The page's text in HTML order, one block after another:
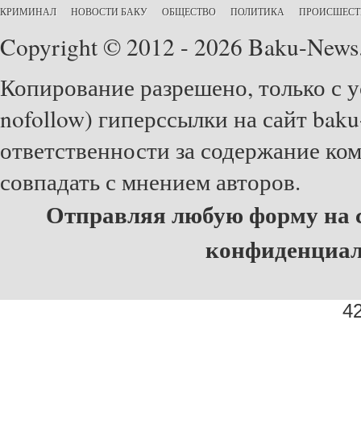
КРИМИНАЛ НОВОСТИ БАКУ ОБЩЕСТВО ПОЛИТИКА
Copyright © 2012 - 2026 Baku-
Копирование разрешено, только с
nofollow) гиперссылки на сайт
ответственности за содержание
совпадать с мнением авторов.
Отправляя любую форму на